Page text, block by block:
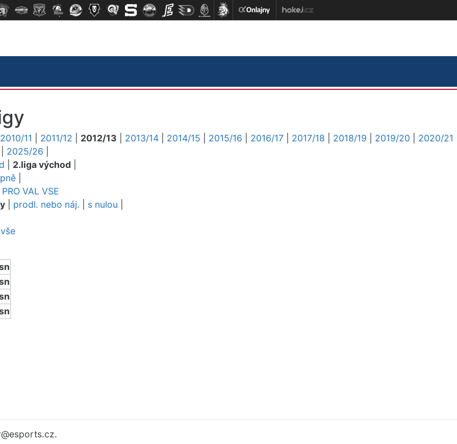
2010/11 2011/12 2012/13 2013/14 2014/15 2015/16 2016/17 2017/18 2018/19 2019/20
2020/21
2025/26
2.liga východ
PRO VAL VSE
prodl. nebo náj. s nulou
@esports.cz.